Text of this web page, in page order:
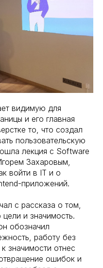
видимую для
и его главная
то, что создал
пользовательскую
лекция с Software
Захаровым,
войти в IT и о
приложений.
с рассказа о том,
цели и значимость.
обозначил
работу без
значимости отнес
ошибок и